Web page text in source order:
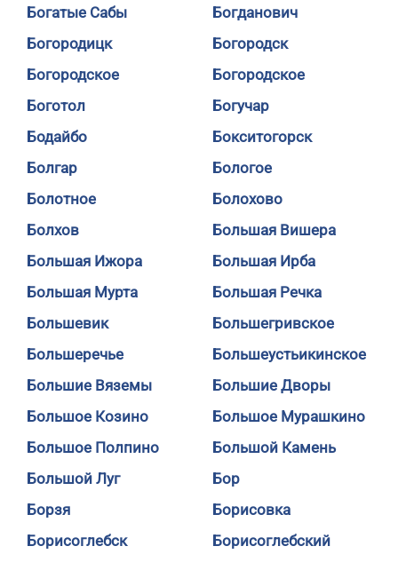
Богатые Сабы
Богданович
Богородицк
Богородск
Богородское
Богородское
Боготол
Богучар
Бодайбо
Бокситогорск
Болгар
Бологое
Болотное
Болохово
Болхов
Большая Вишера
Большая Ижора
Большая Ирба
Большая Мурта
Большая Речка
Большевик
Большегривское
Большеречье
Большеустьикинское
Большие Вяземы
Большие Дворы
Большое Козино
Большое Мурашкино
Большое Полпино
Большой Камень
Большой Луг
Бор
Борзя
Борисовка
Борисоглебск
Борисоглебский